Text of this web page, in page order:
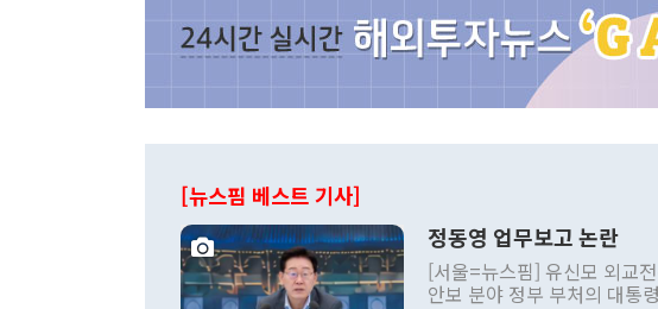
[뉴스핌 베스트 기사]
정동영 업무보고 논란
[서울=뉴스핌] 유신모 외교
안보 분야 정부 부처의 대통